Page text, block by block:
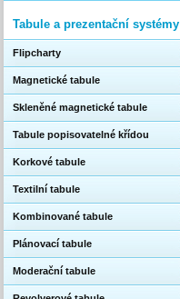
Tabule a prezentační systémy
Flipcharty
Magnetické tabule
Skleněné magnetické tabule
Tabule popisovatelné křídou
Korkové tabule
Textilní tabule
Kombinované tabule
Plánovací tabule
Moderační tabule